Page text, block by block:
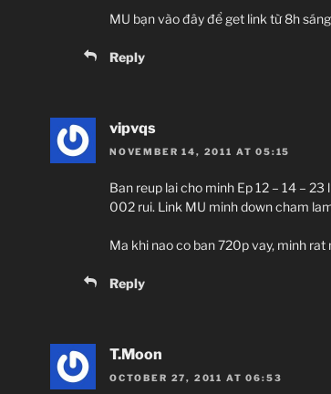
MU bạn vào đây để get link từ 8h
Reply
vipvqs
NOVEMBER 14, 2011 AT 05:15
Ban reup lai cho minh Ep 12 – 14 –
002 rui. Link MU minh down cham
Ma khi nao co ban 720p vay, minh
Reply
T.Moon
OCTOBER 27, 2011 AT 06:53